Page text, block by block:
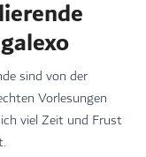
sind von der
Vorlesungen
viel Zeit und Frust